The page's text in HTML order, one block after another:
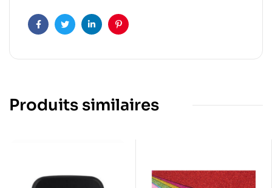
FacebookTwitterLinkedinPinterest
Produits similaires